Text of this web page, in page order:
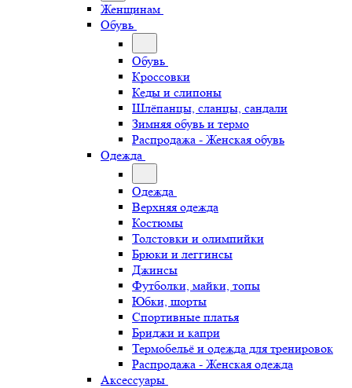
Женщинам
Обувь
Обувь
Кроссовки
Кеды и слипоны
Шлёпанцы, сланцы, сандали
Зимняя обувь и термо
Распродажа - Женская обувь
Одежда
Одежда
Верхняя одежда
Костюмы
Толстовки и олимпийки
Брюки и леггинсы
Джинсы
Футболки, майки, топы
Юбки, шорты
Спортивные платья
Бриджи и капри
Термобельё и одежда для тренировок
Распродажа - Женская одежда
Аксессуары